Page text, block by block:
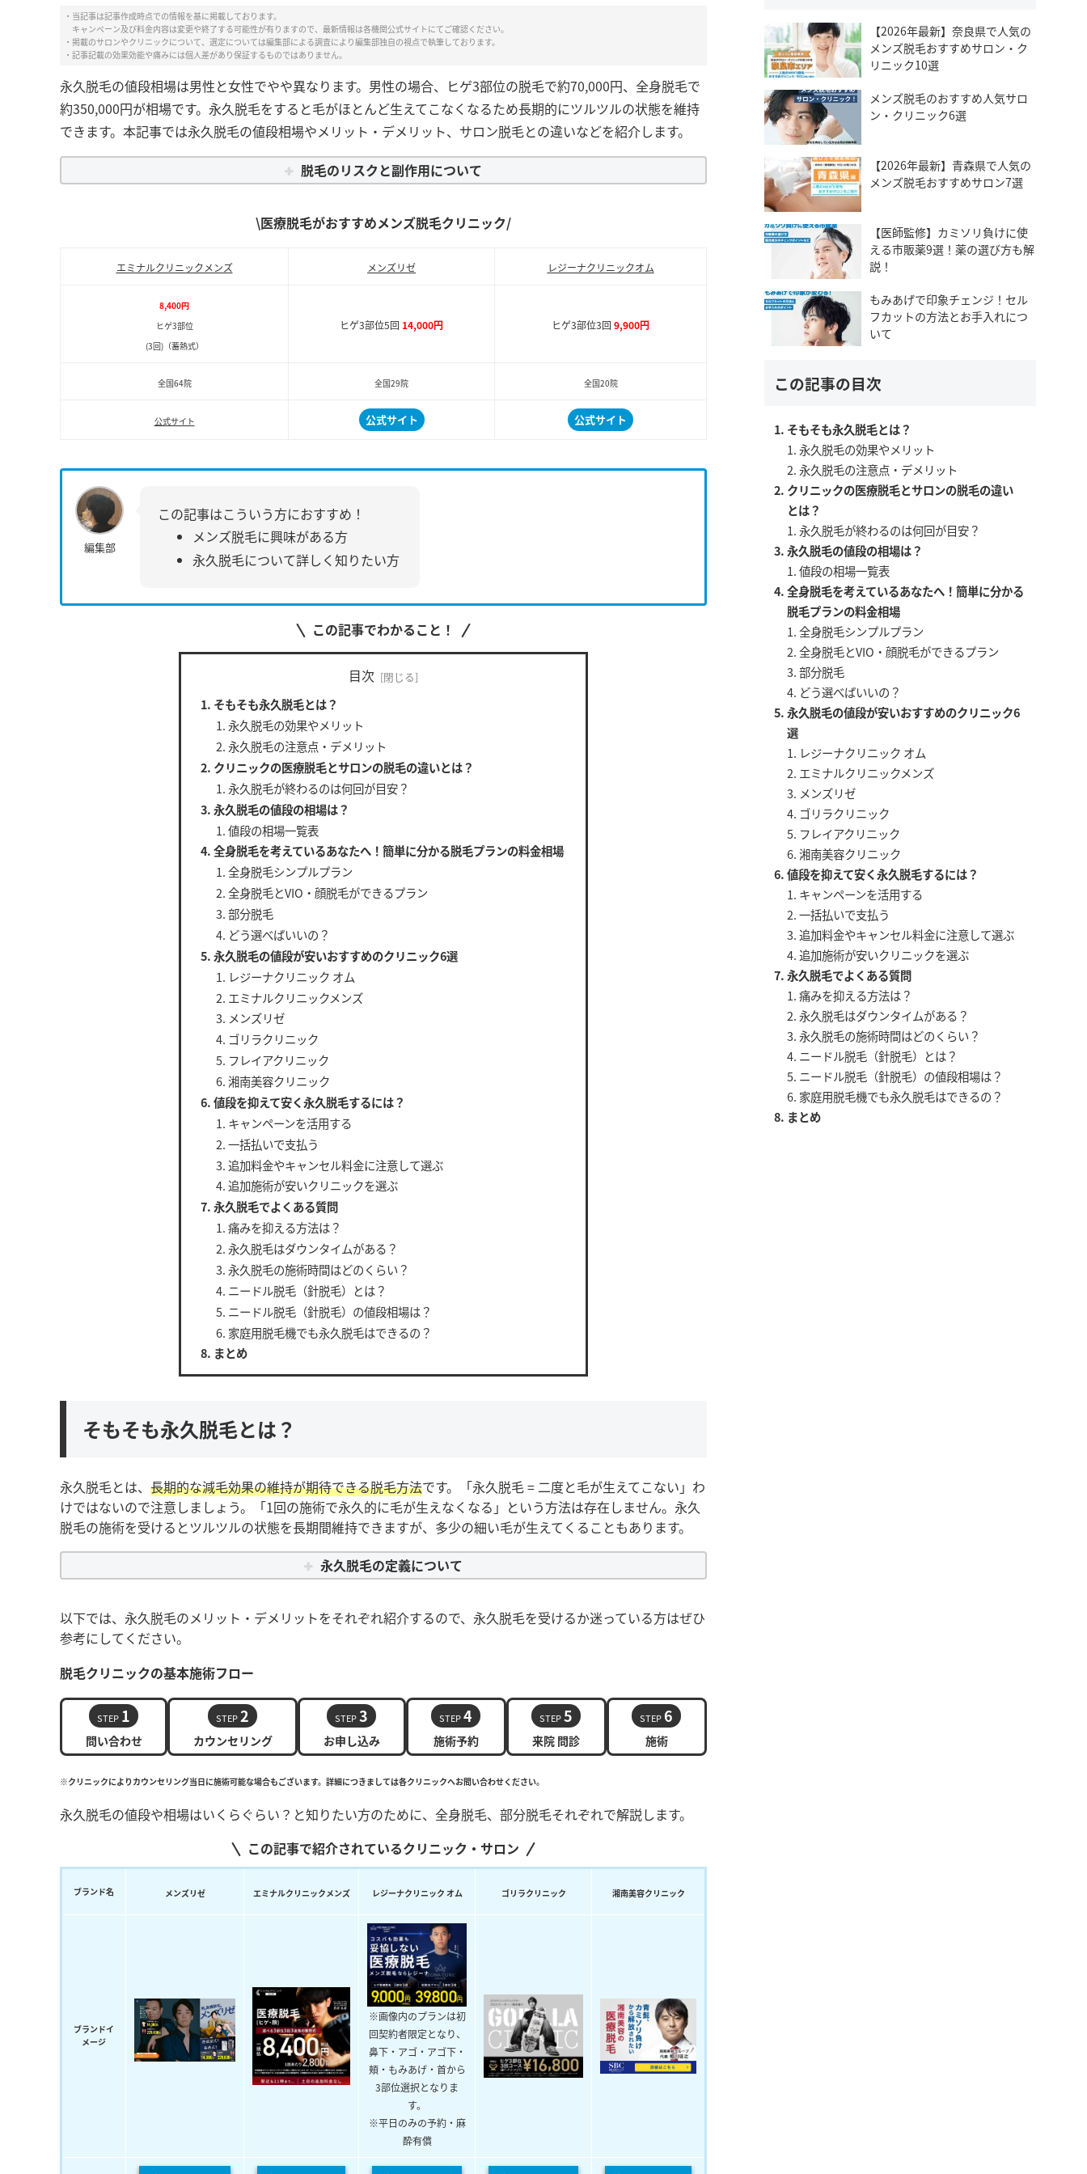
・当記事は記事作成時点での情報を基に掲載しております。
キャンペーン及び料金内容は変更や終了する可能性が有りますので、最新情報は各機関公式サイトにてご確認ください。
・掲載のサロンやクリニックについて、選定については編集部による調査により編集部独自の視点で執筆しております。
・記事記載の効果効能や痛みには個人差があり保証するものではありません。
永久脱毛の値段相場は男性と女性でやや異なります。男性の場合、ヒゲ3部位の脱毛で約70,000円、全身脱毛で
約350,000円が相場です。永久脱毛をすると毛がほとんど生えてこなくなるため長期的にツルツルの状態を維持
できます。本記事では永久脱毛の値段相場やメリット・デメリット、サロン脱毛との違いなどを紹介します。
脱毛のリスクと副作用について
\医療脱毛がおすすめメンズ脱毛クリニック/
エミナルクリニックメンズ メンズリゼ レジーナクリニックオム
8,400円
ヒゲ3部位
(3回)（蓄熱式）
ヒゲ3部位5回 14,000円 ヒゲ3部位3回 9,900円
全国64院 全国29院 全国20院
公式サイト 公式サイト 公式サイト
編集部
この記事はこういう方におすすめ！
メンズ脱毛に興味がある方
永久脱毛について詳しく知りたい方
この記事でわかること！
目次
そもそも永久脱毛とは？
永久脱毛の効果やメリット
永久脱毛の注意点・デメリット
クリニックの医療脱毛とサロンの脱毛の違いとは？
永久脱毛が終わるのは何回が目安？
永久脱毛の値段の相場は？
値段の相場一覧表
全身脱毛を考えているあなたへ！簡単に分かる脱毛プランの料金相場
全身脱毛シンプルプラン
全身脱毛とVIO・顔脱毛ができるプラン
部分脱毛
どう選べばいいの？
永久脱毛の値段が安いおすすめのクリニック6選
レジーナクリニック オム
エミナルクリニックメンズ
メンズリゼ
ゴリラクリニック
フレイアクリニック
湘南美容クリニック
値段を抑えて安く永久脱毛するには？
キャンペーンを活用する
一括払いで支払う
追加料金やキャンセル料金に注意して選ぶ
追加施術が安いクリニックを選ぶ
永久脱毛でよくある質問
痛みを抑える方法は？
永久脱毛はダウンタイムがある？
永久脱毛の施術時間はどのくらい？
ニードル脱毛（針脱毛）とは？
ニードル脱毛（針脱毛）の値段相場は？
家庭用脱毛機でも永久脱毛はできるの？
まとめ
そもそも永久脱毛とは？
永久脱毛とは、 長期的な減毛効果の維持が期待できる脱毛方法です。「永久脱毛 = 二度と毛が生えてこない」わ
けではないので注意しましょう。「1回の施術で永久的に毛が生えなくなる」という方法は存在しません。永久
脱毛の施術を受けるとツルツルの状態を長期間維持できますが、多少の細い毛が生えてくることもあります。
永久脱毛の定義について
以下では、永久脱毛のメリット・デメリットをそれぞれ紹介するので、永久脱毛を受けるか迷っている方はぜひ
参考にしてください。
脱毛クリニックの基本施術フロー
STEP 1
問い合わせ
STEP 2
カウンセリング
STEP 3
お申し込み
STEP4
施術予約
STEP 5
来院 問診
STEP 6
施術
※クリニックによりカウンセリング当日に施術可能な場合もございます。詳細につきましては各クリニックへお問い合わせください。
永久脱毛の値段や相場はいくらぐらい？と知りたい方のために、全身脱毛、部分脱毛それぞれで解説します。
この記事で紹介されているクリニック・サロン
ブランド名 メンズリゼ エミナルクリニックメンズ レジーナクリニック オム ゴリラクリニック 湘南美容クリニック
ブランドイ
メージ
※画像内のプランは初
回契約者限定となり、
鼻下・アゴ・アゴ下・
頬・もみあげ・首から
3部位選択となりま
す。
※平日のみの予約・麻
酔有償
【2026年最新】奈良県で人気の
メンズ脱毛おすすめサロン・ク
リニック10選
メンズ脱毛のおすすめ人気サロ
ン・クリニック6選
【2026年最新】青森県で人気の
メンズ脱毛おすすめサロン7選
【医師監修】カミソリ負けに使
える市販薬9選！薬の選び方も解
説！
もみあげで印象チェンジ！セル
フカットの方法とお手入れにつ
いて
この記事の目次
そもそも永久脱毛とは？
永久脱毛の効果やメリット
永久脱毛の注意点・デメリット
クリニックの医療脱毛とサロンの脱毛の違い
とは？
永久脱毛が終わるのは何回が目安？
永久脱毛の値段の相場は？
値段の相場一覧表
全身脱毛を考えているあなたへ！簡単に分かる
脱毛プランの料金相場
全身脱毛シンプルプラン
全身脱毛とVIO・顔脱毛ができるプラン
部分脱毛
どう選べばいいの？
永久脱毛の値段が安いおすすめのクリニック6
選
レジーナクリニック オム
エミナルクリニックメンズ
メンズリゼ
ゴリラクリニック
フレイアクリニック
湘南美容クリニック
値段を抑えて安く永久脱毛するには？
キャンペーンを活用する
一括払いで支払う
追加料金やキャンセル料金に注意して選ぶ
追加施術が安いクリニックを選ぶ
永久脱毛でよくある質問
痛みを抑える方法は？
永久脱毛はダウンタイムがある？
永久脱毛の施術時間はどのくらい？
ニードル脱毛（針脱毛）とは？
ニードル脱毛（針脱毛）の値段相場は？
家庭用脱毛機でも永久脱毛はできるの？
まとめ